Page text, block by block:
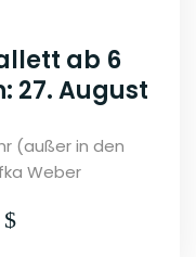
ab 6
27. August
(außer in den
Weber